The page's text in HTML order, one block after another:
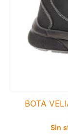
BOTA
Sin